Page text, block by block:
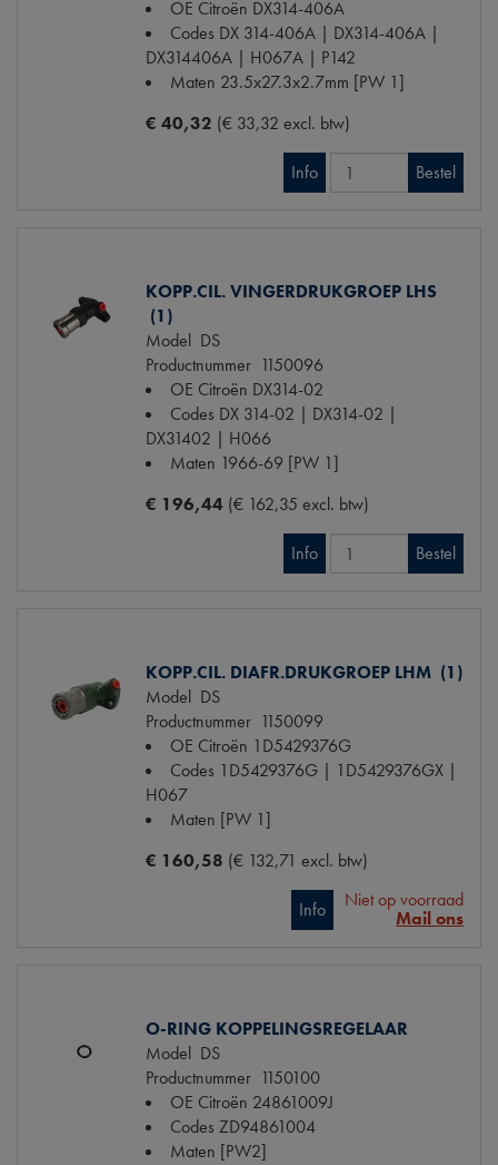
OE Citroën DX314-406A
Codes DX 314-406A | DX314-406A |
DX314406A | H067A | P142
Maten 23.5x27.3x2.7mm [PW 1]
€ 40,32 (€ 33,32 excl. btw)
Info Bestel
KOPP.CIL. VINGERDRUKGROEP LHS
(1)
Model DS
Productnummer 1150096
OE Citroën DX314-02
Codes DX 314-02 | DX314-02 |
DX31402 | H066
Maten 1966-69 [PW 1]
€ 196,44 (€ 162,35 excl. btw)
Info Bestel
KOPP.CIL. DIAFR.DRUKGROEP LHM (1)
Model DS
Productnummer 1150099
OE Citroën 1D5429376G
Codes 1D5429376G | 1D5429376GX |
H067
Maten [PW 1]
€ 160,58 (€ 132,71 excl. btw)
Info
Niet op voorraad
Mail ons
O-RING KOPPELINGSREGELAAR
Model DS
Productnummer 1150100
OE Citroën 24861009J
Codes ZD94861004
Maten [PW2]